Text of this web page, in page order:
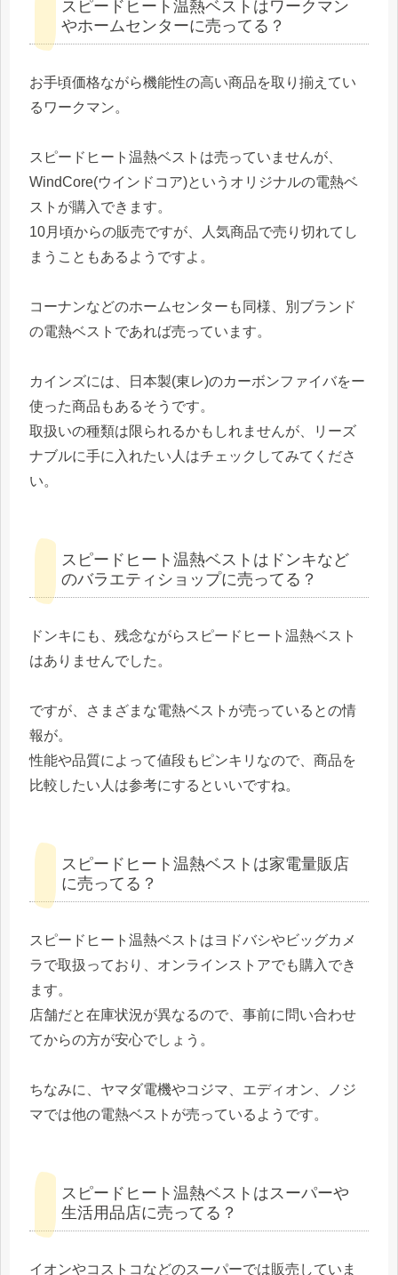
スピードヒート温熱ベストはワークマン
やホームセンターに売ってる？
お手頃価格ながら機能性の高い商品を取り揃えてい
るワークマン。
スピードヒート温熱ベストは売っていませんが、
WindCore(ウインドコア)というオリジナルの電熱ベ
ストが購入できます。
10月頃からの販売ですが、人気商品で売り切れてし
まうこともあるようですよ。
コーナンなどのホームセンターも同様、別ブランド
の電熱ベストであれば売っています。
カインズには、日本製(東レ)のカーボンファイバをー
使った商品もあるそうです。
取扱いの種類は限られるかもしれませんが、リーズ
ナブルに手に入れたい人はチェックしてみてくださ
い。
スピードヒート温熱ベストはドンキなど
のバラエティショップに売ってる？
ドンキにも、残念ながらスピードヒート温熱ベスト
はありませんでした。
ですが、さまざまな電熱ベストが売っているとの情
報が。
性能や品質によって値段もピンキリなので、商品を
比較したい人は参考にするといいですね。
スピードヒート温熱ベストは家電量販店
に売ってる？
スピードヒート温熱ベストはヨドバシやビッグカメ
ラで取扱っており、オンラインストアでも購入でき
ます。
店舗だと在庫状況が異なるので、事前に問い合わせ
てからの方が安心でしょう。
ちなみに、ヤマダ電機やコジマ、エディオン、ノジ
マでは他の電熱ベストが売っているようです。
スピードヒート温熱ベストはスーパーや
生活用品店に売ってる？
イオンやコストコなどのスーパーでは販売していま